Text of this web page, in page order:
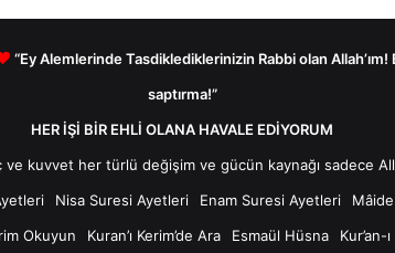
“Ey Alemlerinde Tasdiklediklerinizin Rabbi olan
saptırma!”
HER İŞİ BİR EHLİ OLANA HAVALE EDİYORUM
Nisa Suresi Ayetleri Enam Suresi Ayetleri
Okuyun Kuran’ı Kerim’de Ara Esmaül Hüsna Kur’an-